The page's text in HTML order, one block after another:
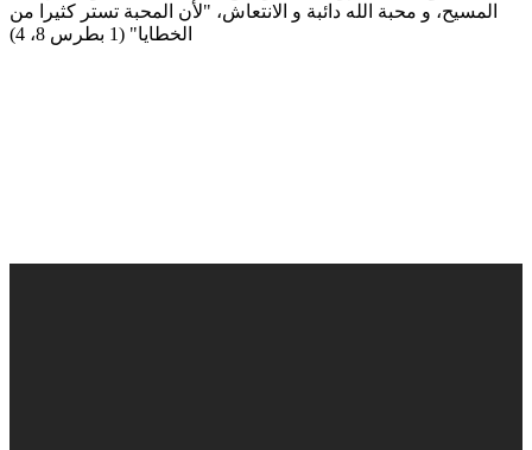
المسيح، و محبة الله دائبة و الانتعاش، "لأن المحبة تستر كثيرا من
الخطايا" (1 بطرس 8، 4)